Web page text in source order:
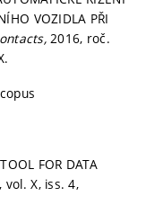
VOZIDLA PŘI
2016, roč.
FOR DATA
vol. X, iss. 4,